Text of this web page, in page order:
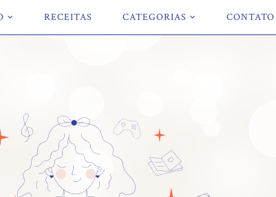
RECEITAS CATEGORIAS CONTATO